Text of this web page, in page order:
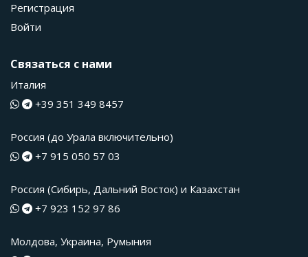
Регистрация
Войти
Связаться с нами
Италия
+39 351 349 8457
Россия (до Урала включительно)
+7 915 050 57 03
Россия (Сибирь, Дальний Восток) и Казахстан
+7 923 152 97 86
Молдова, Украина, Румыния